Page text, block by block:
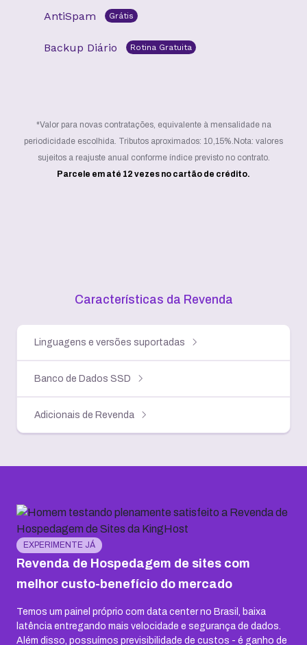
AntiSpam Grátis
Backup Diário Rotina Gratuita
*Valor para novas contratações, equivalente à mensalidade na
periodicidade escolhida. Tributos aproximados: 10,15%. Nota: valores
sujeitos a reajuste anual conforme índice previsto no contrato.
Parcele em até 12 vezes no cartão de crédito.
Características da Revenda
Linguagens e versões suportadas
Banco de Dados SSD
Adicionais de Revenda
EXPERIMENTE JÁ
Revenda de Hospedagem de sites com
melhor custo-benefício do mercado
Temos um painel próprio com data center no Brasil, baixa
latência entregando mais velocidade e segurança de dados.
Além disso, possuímos previsibilidade de custos - é ganho de